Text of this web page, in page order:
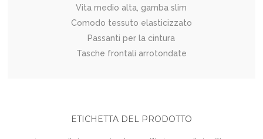
Vita medio alta, gamba slim
Comodo tessuto elasticizzato
Passanti per la cintura
Tasche frontali arrotondate
ETICHETTA DEL PRODOTTO